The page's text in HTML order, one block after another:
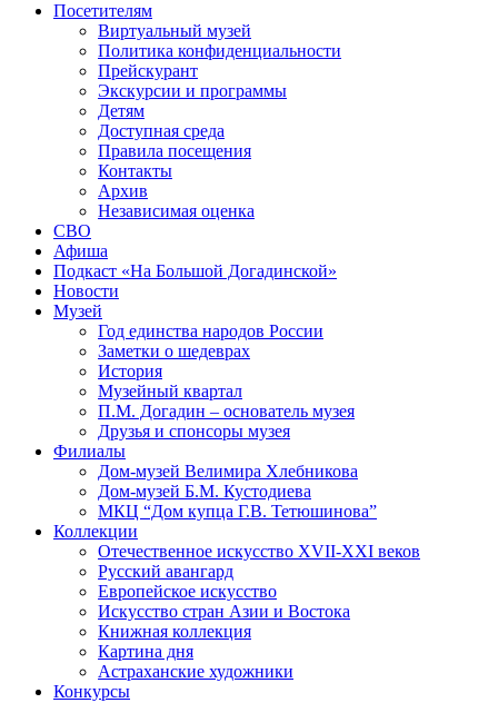
Посетителям
Виртуальный музей
Политика конфиденциальности
Прейскурант
Экскурсии и программы
Детям
Доступная среда
Правила посещения
Контакты
Архив
Независимая оценка
СВО
Афиша
Подкаст «На Большой Догадинской»
Новости
Музей
Год единства народов России
Заметки о шедеврах
История
Музейный квартал
П.М. Догадин – основатель музея
Друзья и спонсоры музея
Филиалы
Дом-музей Велимира Хлебникова
Дом-музей Б.М. Кустодиева
МКЦ “Дом купца Г.В. Тетюшинова”
Коллекции
Отечественное искусство XVII-XXI веков
Русский авангард
Европейское искусство
Искусство стран Азии и Востока
Книжная коллекция
Картина дня
Астраханские художники
Конкурсы